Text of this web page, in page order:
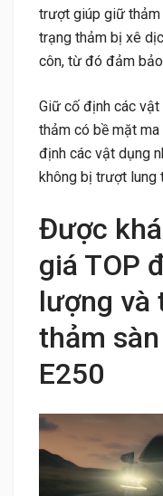
trượt giúp giữ thảm
trạng thảm bị xê
côn, từ đó đảm
Giữ cố định các
thảm có bề mặt
định các vật dụng
không bị trượt lung
Được
giá TOP
lượng và
thảm
E250